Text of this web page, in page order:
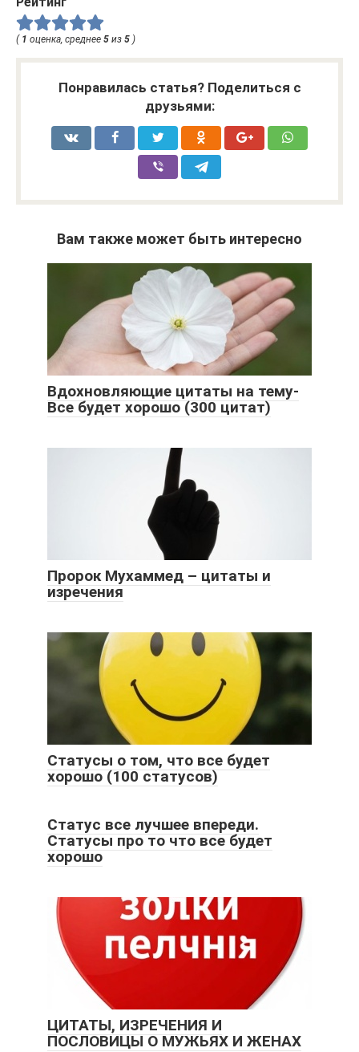
( 1 оценка, среднее 5 из 5 )
Понравилась статья? Поделиться с
друзьями:
Вам также может быть интересно
Вдохновляющие цитаты на тему-
Все будет хорошо (300 цитат)
Пророк Мухаммед – цитаты и
изречения
Статусы о том, что все будет
хорошо (100 статусов)
Статус все лучшее впереди.
Статусы про то что все будет
хорошо
ЦИТАТЫ, ИЗРЕЧЕНИЯ И
ПОСЛОВИЦЫ О МУЖЬЯХ И ЖЕНАХ